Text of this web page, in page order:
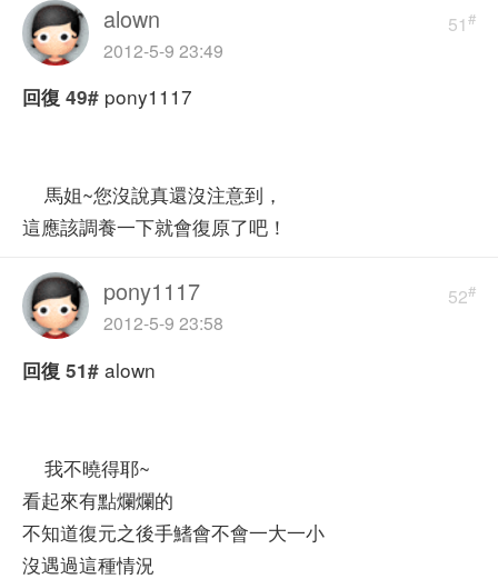
51#
alown
2012-5-9 23:49
回復 49# pony1117
馬姐~您沒說真還沒注意到，
這應該調養一下就會復原了吧！
52#
pony1117
2012-5-9 23:58
回復 51# alown
我不曉得耶~
看起來有點爛爛的
不知道復元之後手鰭會不會一大一小
沒遇過這種情況